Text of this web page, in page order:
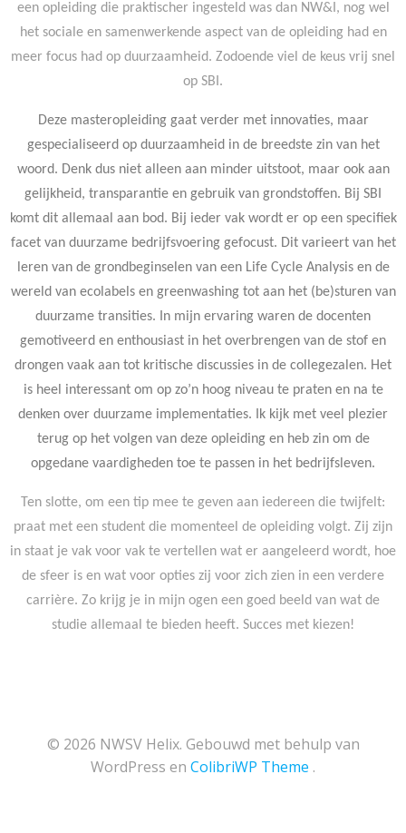
een opleiding die praktischer ingesteld was dan NW&I, nog wel
het sociale en samenwerkende aspect van de opleiding had en
meer focus had op duurzaamheid. Zodoende viel de keus vrij snel
op SBI.
Deze masteropleiding gaat verder met innovaties, maar
gespecialiseerd op duurzaamheid in de breedste zin van het
woord. Denk dus niet alleen aan minder uitstoot, maar ook aan
gelijkheid, transparantie en gebruik van grondstoffen. Bij SBI
komt dit allemaal aan bod. Bij ieder vak wordt er op een specifiek
facet van duurzame bedrijfsvoering gefocust. Dit varieert van het
leren van de grondbeginselen van een Life Cycle Analysis en de
wereld van ecolabels en greenwashing tot aan het (be)sturen van
duurzame transities. In mijn ervaring waren de docenten
gemotiveerd en enthousiast in het overbrengen van de stof en
drongen vaak aan tot kritische discussies in de collegezalen. Het
is heel interessant om op zo’n hoog niveau te praten en na te
denken over duurzame implementaties. Ik kijk met veel plezier
terug op het volgen van deze opleiding en heb zin om de
opgedane vaardigheden toe te passen in het bedrijfsleven.
Ten slotte, om een tip mee te geven aan iedereen die twijfelt:
praat met een student die momenteel de opleiding volgt. Zij zijn
in staat je vak voor vak te vertellen wat er aangeleerd wordt, hoe
de sfeer is en wat voor opties zij voor zich zien in een verdere
carrière. Zo krijg je in mijn ogen een goed beeld van wat de
studie allemaal te bieden heeft. Succes met kiezen!
© 2026 NWSV Helix. Gebouwd met behulp van
WordPress en ColibriWP Theme .